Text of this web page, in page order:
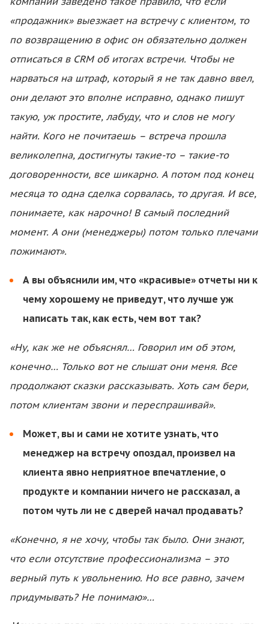
«продажник» выезжает на встречу с клиентом, то
по возвращению в офис он обязательно должен
отписаться в CRM об итогах встречи. Чтобы не
нарваться на штраф, который я не так давно ввел,
они делают это вполне исправно, однако пишут
такую, уж простите, лабуду, что и слов не могу
найти. Кого не почитаешь – встреча прошла
великолепна, достигнуты такие-то – такие-то
договоренности, все шикарно. А потом под конец
месяца то одна сделка сорвалась, то другая. И все,
понимаете, как нарочно! В самый последний
момент. А они (менеджеры) потом только плечами
пожимают».
А вы объяснили им, что «красивые» отчеты ни к
чему хорошему не приведут, что лучше уж
написать так, как есть, чем вот так?
«Ну, как же не объяснял… Говорил им об этом,
конечно… Только вот не слышат они меня. Все
продолжают сказки рассказывать. Хоть сам бери,
потом клиентам звони и переспрашивай».
Может, вы и сами не хотите узнать, что
менеджер на встречу опоздал, произвел на
клиента явно неприятное впечатление, о
продукте и компании ничего не рассказал, а
потом чуть ли не с дверей начал продавать?
«Конечно, я не хочу, чтобы так было. Они знают,
что если отсутствие профессионализма – это
верный путь к увольнению. Но все равно, зачем
придумывать? Не понимаю»…